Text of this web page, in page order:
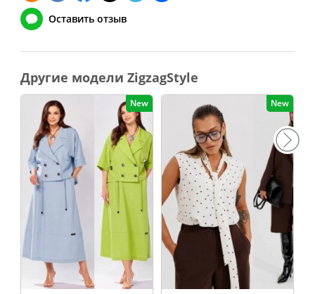
Оставить отзыв
Другие модели ZigzagStyle
New New